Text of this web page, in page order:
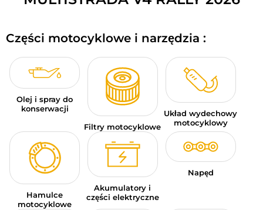
ODZIEŻ SPORTOWA
OKAZJE I PROMOCJE
KARTY PODARUNKOWE
PL | EUR € — MODYFIKUJ
MARKI
PORADY
SKONTAKTUJ SIĘ Z NAMI
Części motocyklowe i narzędzia :
Olej i spray do
konserwacji
Filtry motocyklowe
Układ wydechowy
motocyklowy
Hamulce
motocyklowe
Akumulatory i
części elektryczne
Napęd